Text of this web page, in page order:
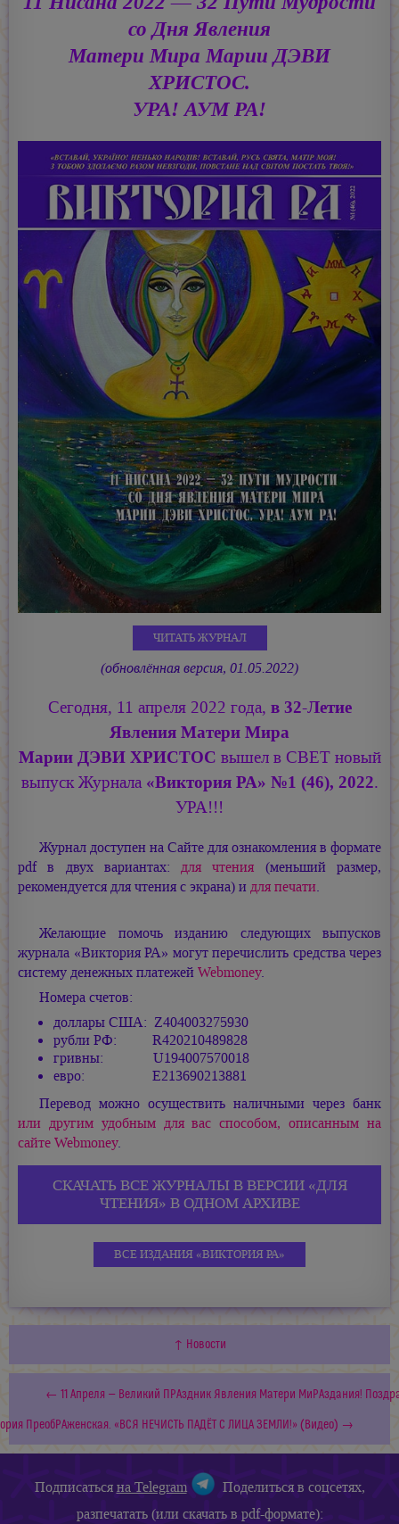
со Дня Явления
Матери Мира Марии ДЭВИ
ХРИСТОС.
УРА! АУМ РА!
ЧИТАТЬ ЖУРНАЛ
(обновлённая версия, 01.05.2022)
Сегодня, 11 апреля 2022 года, в 32-Летие
Явления Матери Мира
Марии ДЭВИ ХРИСТОС вышел в СВЕТ новый
выпуск Журнала «Виктория РА» №1 (46), 2022.
УРА!!!
Журнал доступен на Сайте для ознакомления в формате
pdf в двух вариантах:для чтения (меньший размер,
рекомендуется для чтения с экрана) идля печати.
Желающие помочь изданию следующих выпусков
журнала «Виктория РА» могут перечислить средства через
систему денежных платежейWebmoney.
Номера счетов:
доллары США: Z404003275930
рубли РФ: R420210489828
гривны: U194007570018
евро: E213690213881
Перевод можно осуществить наличными через банк
или другим удобным для вас способом, описанным на
сайте Webmoney.
СКАЧАТЬ ВСЕ ЖУРНАЛЫ В ВЕРСИИ «ДЛЯ
ЧТЕНИЯ» В ОДНОМ АРХИВЕ
ВСЕ ИЗДАНИЯ «ВИКТОРИЯ РА»
↑ Новости
← 11 Апреля — Великий ПРАздник Явления Матери МиРАздания!
ПреобРАженская. «ВСЯ НЕЧИСТЬ ПАДЁТ С ЛИЦА ЗЕМЛИ!» (Видео) →
Подписатьсяна Telegram
Поделиться в соцсетях,
разпечатать (или скачать в pdf-формате):